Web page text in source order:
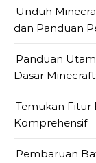
Unduh
dan Panduan
Panduan
Dasar
Temukan Fitur
Komprehensif
Pembaruan